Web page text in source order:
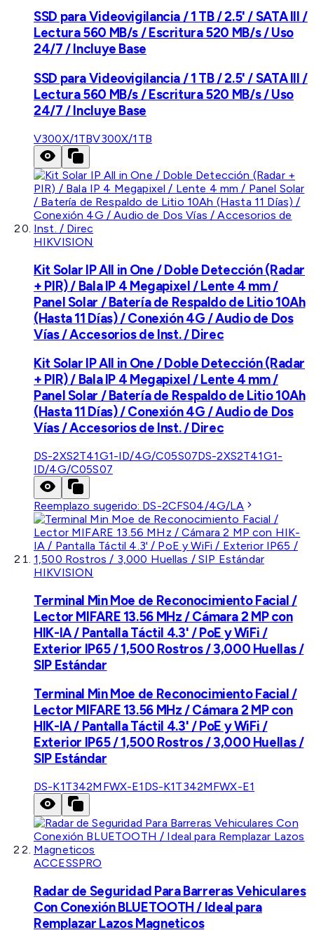
SSD para Videovigilancia / 1 TB / 2.5' / SATA III /
Lectura 560 MB/s / Escritura 520 MB/s / Uso
24/7 / Incluye Base
SSD para Videovigilancia / 1 TB / 2.5' / SATA III /
Lectura 560 MB/s / Escritura 520 MB/s / Uso
24/7 / Incluye Base
V300X/1TBV300X/1TB
HIKVISION
Kit Solar IP All in One / Doble Detección (Radar
+ PIR) / Bala IP 4 Megapixel / Lente 4 mm /
Panel Solar / Batería de Respaldo de Litio 10Ah
(Hasta 11 Días) / Conexión 4G / Audio de Dos
Vías / Accesorios de Inst. / Direc
Kit Solar IP All in One / Doble Detección (Radar
+ PIR) / Bala IP 4 Megapixel / Lente 4 mm /
Panel Solar / Batería de Respaldo de Litio 10Ah
(Hasta 11 Días) / Conexión 4G / Audio de Dos
Vías / Accesorios de Inst. / Direc
DS-2XS2T41G1-ID/4G/C05S07DS-2XS2T41G1-
ID/4G/C05S07
Reemplazo sugerido: DS-2CFS04/4G/LA
HIKVISION
Terminal Min Moe de Reconocimiento Facial /
Lector MIFARE 13.56 MHz / Cámara 2 MP con
HIK-IA / Pantalla Táctil 4.3' / PoE y WiFi /
Exterior IP65 / 1,500 Rostros / 3,000 Huellas /
SIP Estándar
Terminal Min Moe de Reconocimiento Facial /
Lector MIFARE 13.56 MHz / Cámara 2 MP con
HIK-IA / Pantalla Táctil 4.3' / PoE y WiFi /
Exterior IP65 / 1,500 Rostros / 3,000 Huellas /
SIP Estándar
DS-K1T342MFWX-E1 DS-K1T342MFWX-E1
ACCESSPRO
Radar de Seguridad Para Barreras Vehiculares
Con Conexión BLUETOOTH / Ideal para
Remplazar Lazos Magneticos